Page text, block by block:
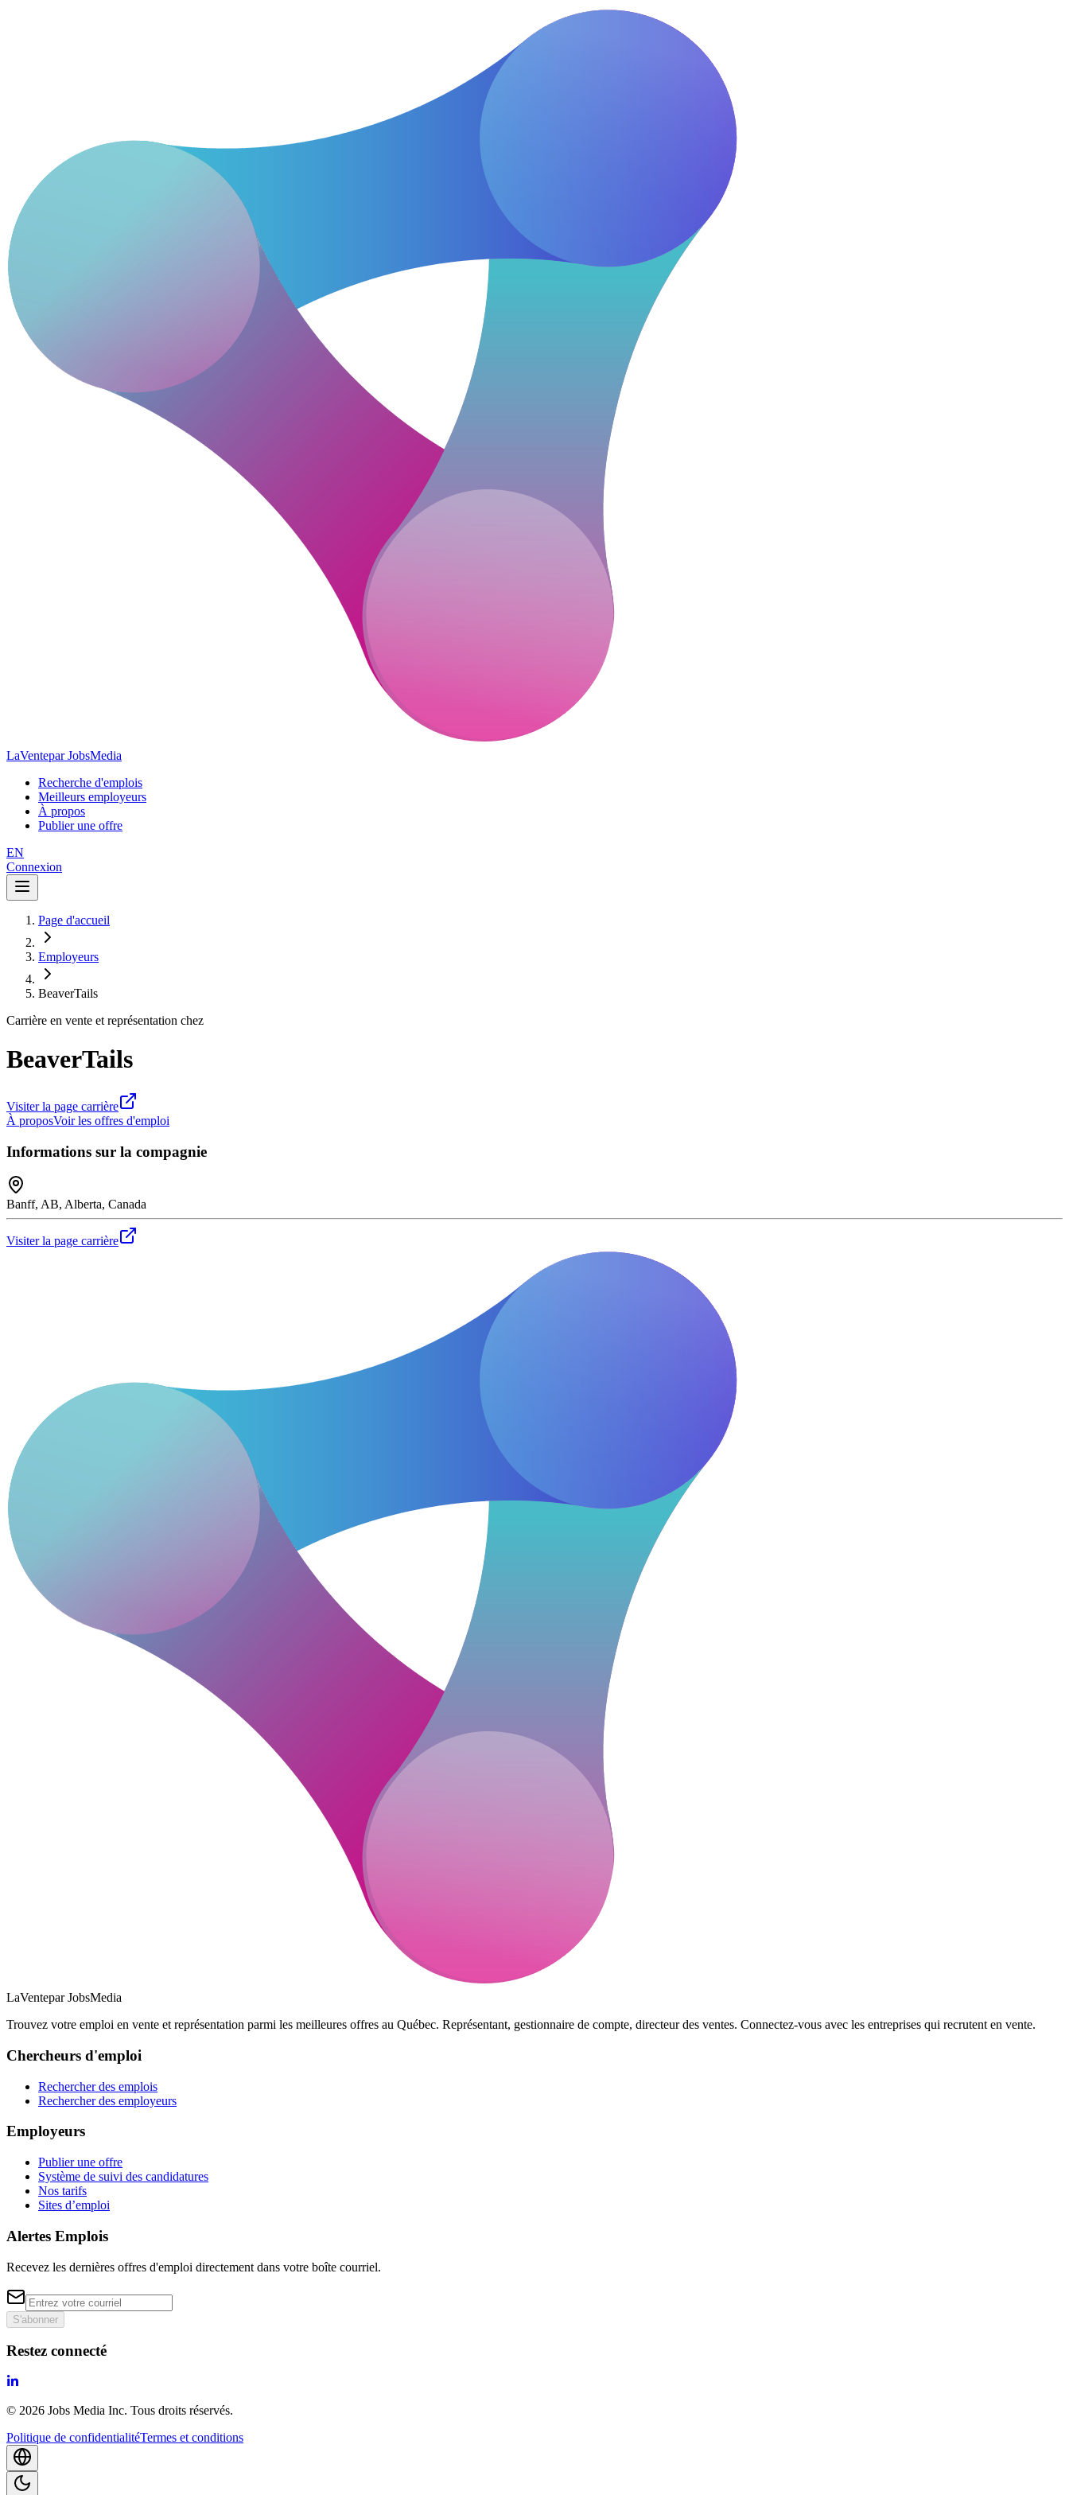
LaVentepar JobsMedia
Recherche d'emplois
Meilleurs employeurs
À propos
Publier une offre
EN
Connexion
Page d'accueil
Employeurs
BeaverTails
Carrière en vente et représentation chez
BeaverTails
Visiter la page carrière
À proposVoir les offres d'emploi
Informations sur la compagnie
Banff, AB, Alberta, Canada
Visiter la page carrière
LaVentepar JobsMedia
Trouvez votre emploi en vente et représentation parmi les meilleures offres au Québec. Représentant, gestionnaire de compte, directeur des ventes. Connectez-vous avec les entreprises qui recrutent en vente.
Chercheurs d'emploi
Rechercher des emplois
Rechercher des employeurs
Employeurs
Publier une offre
Système de suivi des candidatures
Nos tarifs
Sites d’emploi
Alertes Emplois
Recevez les dernières offres d'emploi directement dans votre boîte courriel.
S'abonner
Restez connecté
© 2026 Jobs Media Inc. Tous droits réservés.
Politique de confidentialitéTermes et conditions